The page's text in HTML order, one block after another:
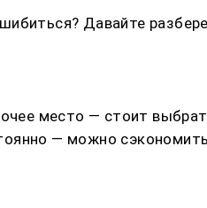
Давайте
место — стоит
— можно